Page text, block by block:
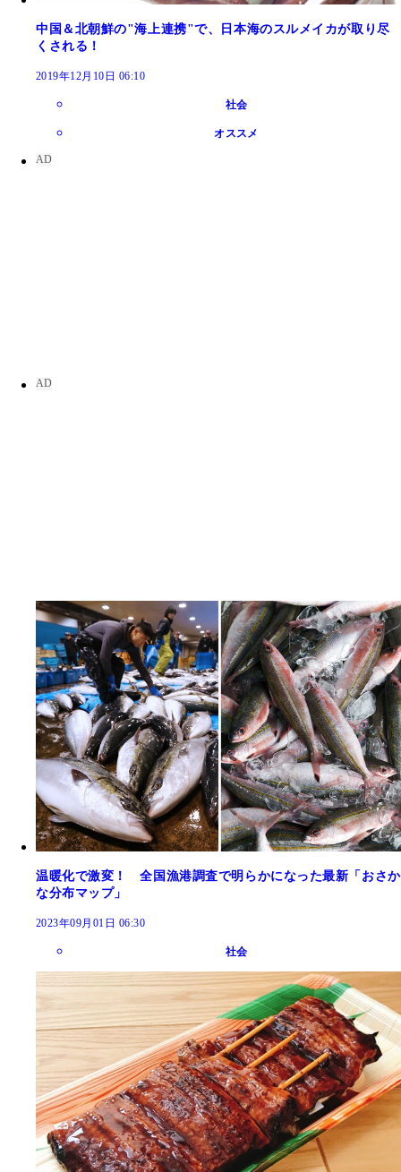
中国＆北朝鮮の"海上連携"で、日本海のスルメイカが取り尽
くされる！
2019年12月10日 06:10
社会
オススメ
温暖化で激変！ 全国漁港調査で明らかになった最新「おさか
な分布マップ」
2023年09月01日 06:30
社会